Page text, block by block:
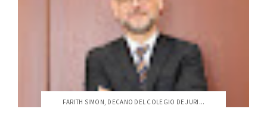
FARITH SIMON, DECANO DEL COLEGIO DE JURI...